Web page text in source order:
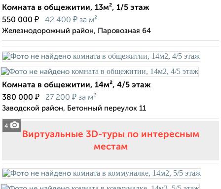
Комната в общежитии, 13м², 1/5 этаж
550 000 ₽ 42 400 ₽ за м²
Железнодорожный район, Паровозная 64
4
Комната в общежитии, 14м², 4/5 этаж
380 000 ₽ 27 200 ₽ за м²
Заводской район, Бетонный переулок 11
Виртуальные 3D-туры по интересным
местам